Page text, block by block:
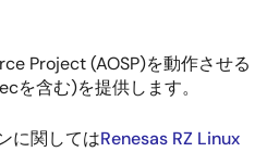
Project (AOSP)を動作させる
を含む)を提供します。
に関してはRenesas RZ Linux